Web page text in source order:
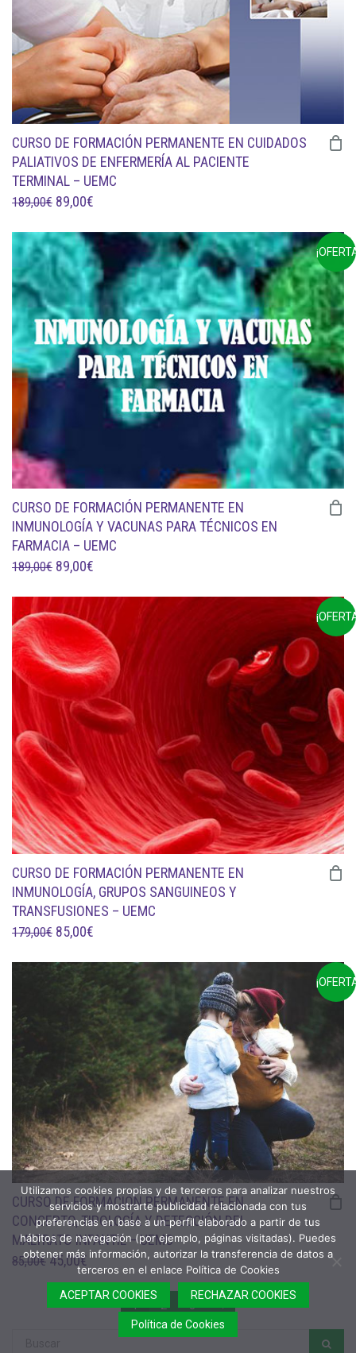
CURSO DE FORMACIÓN PERMANENTE EN CUIDADOS
PALIATIVOS DE ENFERMERÍA AL PACIENTE
TERMINAL – UEMC
189,00€ EL
ORIGINAL
ERA:
189,00€.
89,00€
ACTUAL
ES:
89,00€.
CURSO DE FORMACIÓN PERMANENTE EN
INMUNOLOGÍA Y VACUNAS PARA TÉCNICOS EN
FARMACIA – UEMC
189,00€ EL
ORIGINAL
ERA:
189,00€.
89,00€
ACTUAL
ES:
89,00€.
CURSO DE FORMACIÓN PERMANENTE EN
INMUNOLOGÍA, GRUPOS SANGUINEOS Y
TRANSFUSIONES – UEMC
179,00€ EL
ORIGINAL
ERA:
179,00€.
85,00€
ACTUAL
ES:
85,00€.
CURSO DE FORMACIÓN PERMANENTE EN
CONCEPTO, TIPOLOGÍA Y DETECCIÓN DEL
MALTRATO INFANTIL – UEMC
85,00€ EL
PRECIO
ORIGINAL
45,00€ EL
PRECIO
ACTUAL1 2 3 →
Utilizamos cookies propias y de terceros para analizar nuestros
servicios y mostrarte publicidad relacionada con tus
preferencias en base a un perfil elaborado a partir de tus
hábitos de navegación (por ejemplo, páginas visitadas). Puedes
obtener más información, autorizar la transferencia de datos a
terceros en el enlace Política de Cookies
ACEPTAR COOKIES
RECHAZAR COOKIES
Política de Cookies